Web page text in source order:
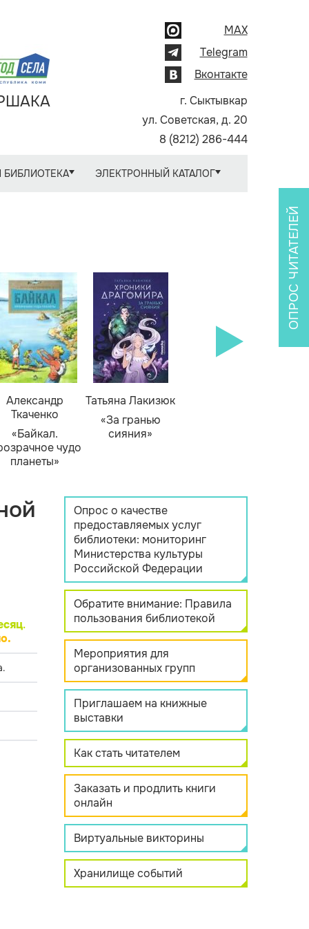
MAX
Telegram
Вконтакте
г. Сыктывкар
ул. Советская, д. 20
8 (8212) 286-444
БИБЛИОТЕКА ЭЛЕКТРОННЫЙ КАТАЛОГ
Александр
Ткаченко
«Байкал.
чудо
планеты»
Татьяна Лакизюк
«За гранью
сияния»
.
ОПРОС ЧИТАТЕЛЕЙ
Опрос о качестве
предоставляемых услуг
библиотеки: мониторинг
Министерства культуры
Российской Федерации
Обратите внимание: Правила
пользования библиотекой
Мероприятия для
организованных групп
Приглашаем на книжные
выставки
Как стать читателем
Заказать и продлить книги
онлайн
Виртуальные викторины
Хранилище событий